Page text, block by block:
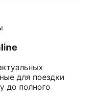
для поездки
до полного